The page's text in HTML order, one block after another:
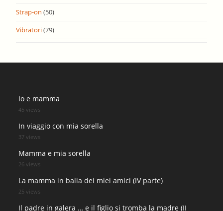
Strap-on (50)
Vibratori(79)
Io e mamma
45 views
In viaggio con mia sorella
37 views
Mamma e mia sorella
26 views
La mamma in balia dei miei amici (IV parte)
25 views
Il padre in galera … e il figlio si tromba la madre (II